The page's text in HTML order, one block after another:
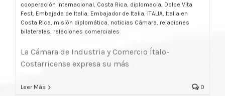
cooperación internacional Costa Rica diplomacia Dolce Vita
Fest Embajada de Italia Embajador de Italia ITALIA Italia en
Costa Rica misión diplomática noticias Cámara relaciones
bilaterales relaciones comerciales
La Cámara de Industria y Comercio Ítalo-
Costarricense expresa su más
Leer Más 0